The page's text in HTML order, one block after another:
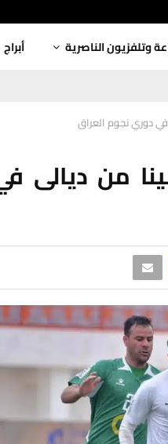
وتلفزيون الناصرية أبراج
في دوري نجوم العراق
من ديالى